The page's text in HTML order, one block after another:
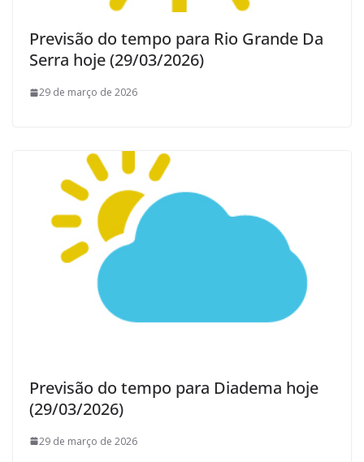
Previsão do tempo para Rio Grande Da
Serra hoje (29/03/2026)
29 de março de 2026
Previsão do tempo para Diadema hoje
(29/03/2026)
29 de março de 2026